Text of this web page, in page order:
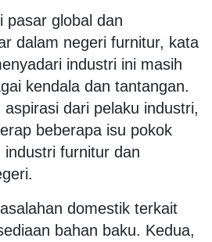
pasar global dan
dalam negeri furnitur, kata
industri ini masih
kendala dan tantangan.
dari pelaku industri,
beberapa isu pokok
furnitur dan
domestik terkait
bahan baku. Kedua,